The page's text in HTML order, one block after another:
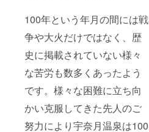
100年という年月の間には戦
争や大火だけではなく、歴
史に掲載されていない様々
な苦労も数多くあったよう
です。様々な困難に立ち向
かい克服してきた先人のご
努力により宇奈月温泉は100